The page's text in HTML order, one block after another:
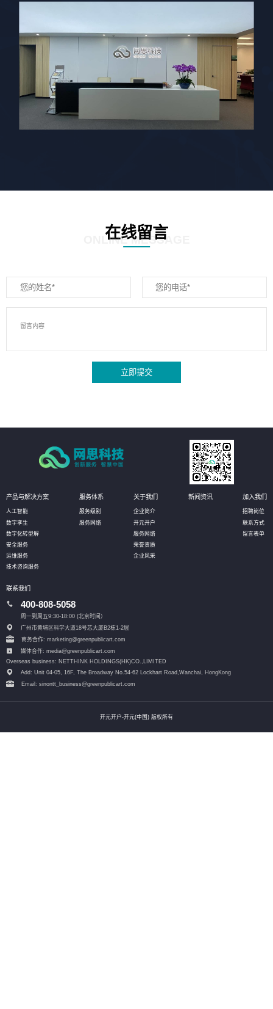
在线留言
ONLINE MESSAGE
立即提交
产品与解决方案
人工智能
数字孪生
数字化转型解
安全服务
运维服务
技术咨询服务
服务体系
服务级别
服务网络
关于我们
企业简介
开元开户
服务网络
荣誉资质
企业风采
新闻资讯 加入我们
招聘岗位
联系方式
留言表单
联系我们
400-808-5058
周一到周五9:30-18:00 (北京时间）
广州市黄埔区科学大道18号芯大厦B2栋1-2层
商务合作: marketing@greenpublicart.com
媒体合作: media@greenpublicart.com
Overseas business: NETTHINK HOLDINGS(HK)CO.,LIMITED
Add: Unit 04-05, 16F, The Broadway No.54-62 Lockhart Road, Wanchai, HongKong
Email: sinontt_business@greenpublicart.com
开元开户-开元(中国) 版权所有